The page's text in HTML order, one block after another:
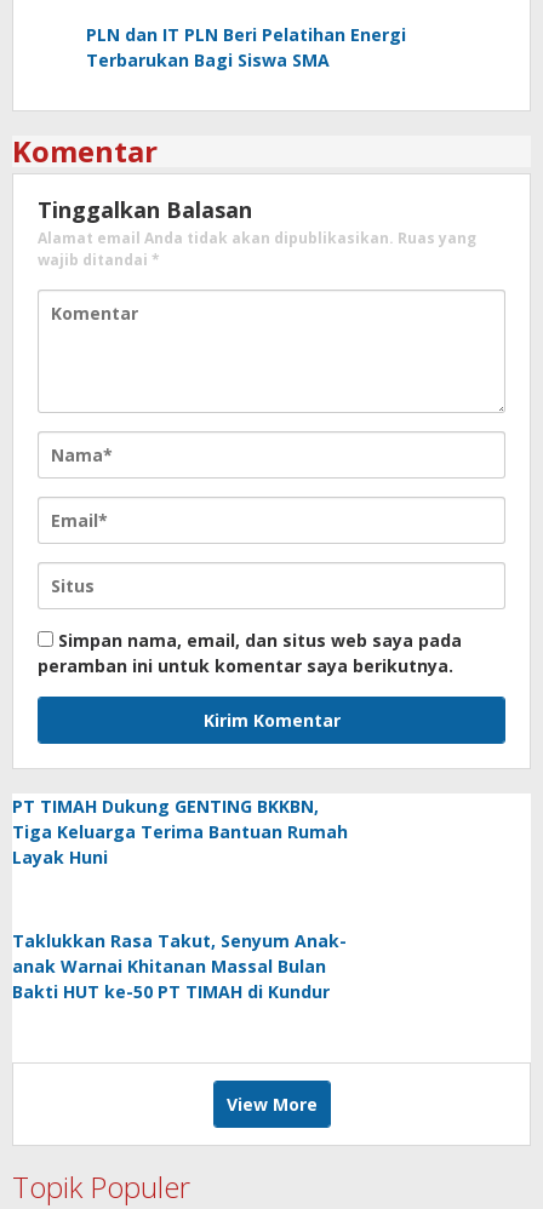
PLN dan IT PLN Beri Pelatihan Energi
Terbarukan Bagi Siswa SMA
Komentar
Tinggalkan Balasan
Alamat email Anda tidak akan dipublikasikan. Ruas yang
wajib ditandai *
Simpan nama, email, dan situs web saya pada
peramban ini untuk komentar saya berikutnya.
PT TIMAH Dukung GENTING BKKBN,
Tiga Keluarga Terima Bantuan Rumah
Layak Huni
Taklukkan Rasa Takut, Senyum Anak-
anak Warnai Khitanan Massal Bulan
Bakti HUT ke-50 PT TIMAH di Kundur
View More
Topik Populer